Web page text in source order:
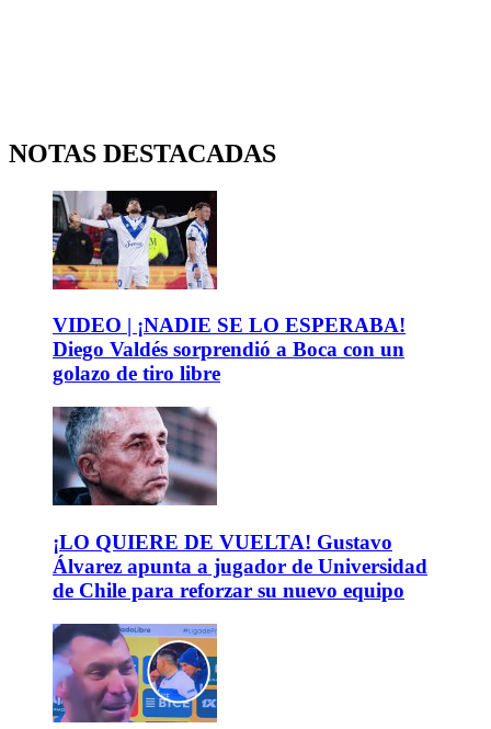
NOTAS DESTACADAS
VIDEO | ¡NADIE SE LO ESPERABA!
Diego Valdés sorprendió a Boca con un
golazo de tiro libre
¡LO QUIERE DE VUELTA! Gustavo
Álvarez apunta a jugador de Universidad
de Chile para reforzar su nuevo equipo